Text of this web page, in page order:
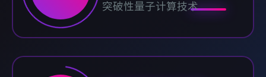
突破性量子计算技术